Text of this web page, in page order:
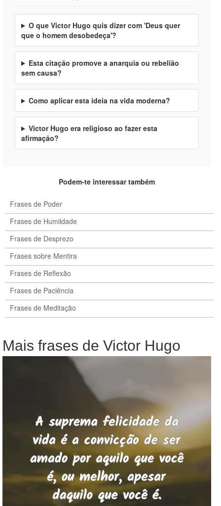
O que Victor Hugo quis dizer com 'Deus quer
que o homem desobedeça'?
Esta citação promove a anarquia ou rebelião
sem causa?
Como aplicar esta ideia na vida moderna?
Victor Hugo era religioso ao fazer esta
afirmação?
Podem-te interessar também
Frases de Poder
Frases de Humildade
Frases de Desprezo
Frases sobre Mentira
Frases de Reflexão
Frases de Paciência
Frases de Meditação
Mais frases de Victor Hugo